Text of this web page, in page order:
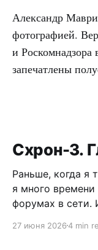
Александр
фотографией.
и
запечатлены
Схрон-3.
Раньше, когда я
я много
форумах в сети.
короткоствола
27 июня 20264 min